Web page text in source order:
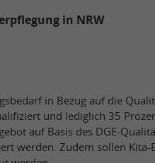
in NRW
in Bezug auf die
und lediglich 35
auf Basis des DGE-
werden. Zudem sollen